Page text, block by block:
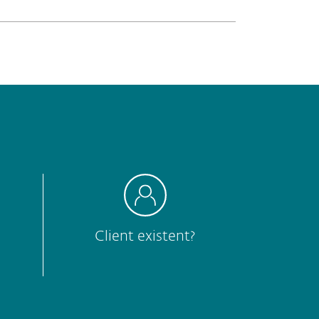
Client existent?